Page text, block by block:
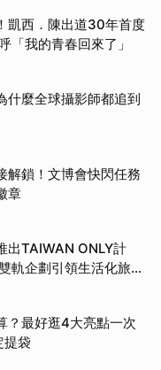
凱西．陳出道30年首度
「我的青春回來了」
什麼全球攝影師都追到
鎖！文博會快閃任務
章
出TAIWAN ONLY計
企劃引領生活化旅遊
？最好逛4大亮點一次
袋